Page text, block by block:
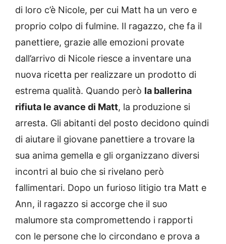
di loro c’è Nicole, per cui Matt ha un vero e
proprio colpo di fulmine. Il ragazzo, che fa il
panettiere, grazie alle emozioni provate
dall’arrivo di Nicole riesce a inventare una
nuova ricetta per realizzare un prodotto di
estrema qualità. Quando però la ballerina
rifiuta le avance di Matt, la produzione si
arresta. Gli abitanti del posto decidono quindi
di aiutare il giovane panettiere a trovare la
sua anima gemella e gli organizzano diversi
incontri al buio che si rivelano però
fallimentari. Dopo un furioso litigio tra Matt e
Ann, il ragazzo si accorge che il suo
malumore sta compromettendo i rapporti
con le persone che lo circondano e prova a